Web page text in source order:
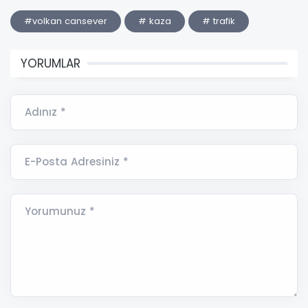
#volkan cansever # kaza # trafik
YORUMLAR
Adınız *
E-Posta Adresiniz *
Yorumunuz *